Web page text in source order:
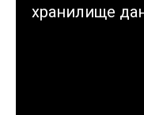
хранилище